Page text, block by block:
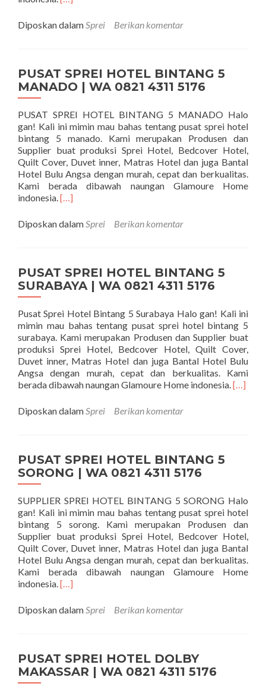
Diposkan dalamSprei Berikan komentar
PUSAT SPREI HOTEL BINTANG 5
MANADO | WA 0821 4311 5176
PUSAT SPREI HOTEL BINTANG 5 MANADO Halo
gan! Kali ini mimin mau bahas tentang pusat sprei hotel
bintang 5 manado. Kami merupakan Produsen dan
Supplier buat produksi Sprei Hotel, Bedcover Hotel,
Quilt Cover, Duvet inner, Matras Hotel dan juga Bantal
Hotel Bulu Angsa dengan murah, cepat dan berkualitas.
Kami berada dibawah naungan Glamoure Home
indonesia.Selengkapnya tentangPUSAT SPREI HOTEL
[…]
Diposkan dalamSprei Berikan komentar
PUSAT SPREI HOTEL BINTANG 5
SURABAYA | WA 0821 4311 5176
Pusat Sprei Hotel Bintang 5 Surabaya Halo gan! Kali ini
mimin mau bahas tentang pusat sprei hotel bintang 5
surabaya. Kami merupakan Produsen dan Supplier buat
produksi Sprei Hotel, Bedcover Hotel, Quilt Cover,
Duvet inner, Matras Hotel dan juga Bantal Hotel Bulu
Angsa dengan murah, cepat dan berkualitas. Kami
berada dibawah naungan Glamoure Home indonesia.[…]
Diposkan dalamSprei Berikan komentar
PUSAT SPREI HOTEL BINTANG 5
SORONG | WA 0821 4311 5176
SUPPLIER SPREI HOTEL BINTANG 5 SORONG Halo
gan! Kali ini mimin mau bahas tentang pusat sprei hotel
bintang 5 sorong. Kami merupakan Produsen dan
Supplier buat produksi Sprei Hotel, Bedcover Hotel,
Quilt Cover, Duvet inner, Matras Hotel dan juga Bantal
Hotel Bulu Angsa dengan murah, cepat dan berkualitas.
Kami berada dibawah naungan Glamoure Home
indonesia.Selengkapnya tentangPUSAT SPREI HOTEL
[…]
Diposkan dalamSprei Berikan komentar
PUSAT SPREI HOTEL DOLBY
MAKASSAR | WA 0821 4311 5176